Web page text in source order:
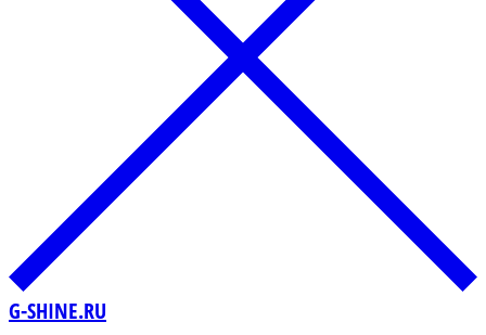
G-SHINE.RU